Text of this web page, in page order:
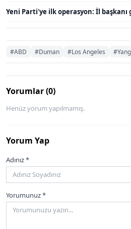
Yeni Parti'ye ilk operasyon: İl başkanı
#ABD #Duman #Los Angeles
Yorumlar (0)
Henüz yorum yapılmamış.
Yorum Yap
Adınız *
Yorumunuz *